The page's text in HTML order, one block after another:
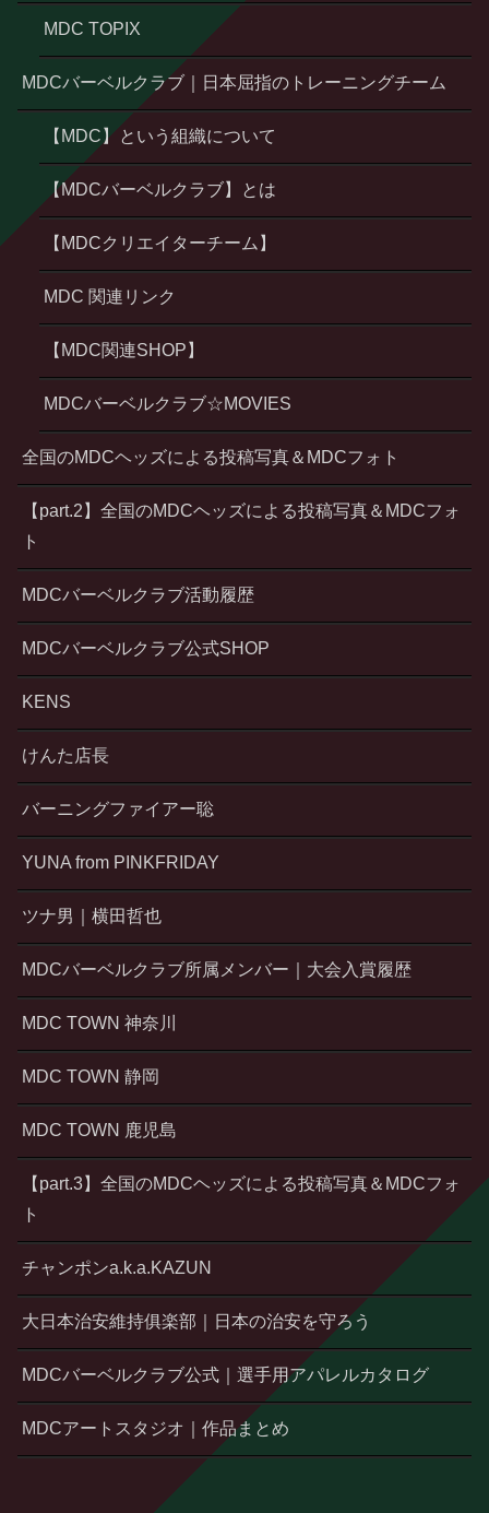
MDC TOPIX
MDCバーベルクラブ｜日本屈指のトレーニングチーム
【MDC】という組織について
【MDCバーベルクラブ】とは
【MDCクリエイターチーム】
MDC 関連リンク
【MDC関連SHOP】
MDCバーベルクラブ☆MOVIES
全国のMDCヘッズによる投稿写真＆MDCフォト
【part.2】全国のMDCヘッズによる投稿写真＆MDCフォ
ト
MDCバーベルクラブ活動履歴
MDCバーベルクラブ公式SHOP
KENS
けんた店長
バーニングファイアー聡
YUNA from PINKFRIDAY
ツナ男｜横田哲也
MDCバーベルクラブ所属メンバー｜大会入賞履歴
MDC TOWN 神奈川
MDC TOWN 静岡
MDC TOWN 鹿児島
【part.3】全国のMDCヘッズによる投稿写真＆MDCフォ
ト
チャンポンa.k.a.KAZUN
大日本治安維持俱楽部｜日本の治安を守ろう
MDCバーベルクラブ公式｜選手用アパレルカタログ
MDCアートスタジオ｜作品まとめ